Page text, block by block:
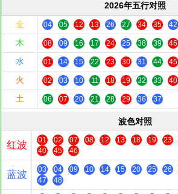
2026年五行对照
金
04 05 12 13 26 27 34 35 42
木 08 09 16 17 24 25 38 39 46
水 01 14 15 22 23 30 31 44 45
火 02 03 10 11 18 19 32 33 40
土 06 07 20 21 28 29 36 37
波色对照
红波 01 02 07 08 12 13 18 19 23
40
45 46
蓝波 03 04 09 10 14 15 20 25 26
47
48